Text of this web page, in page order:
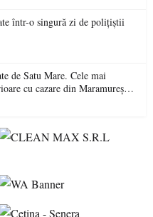
într-o singură zi de polițiștii
de Satu Mare. Cele mai
cu cazare din Maramureș,